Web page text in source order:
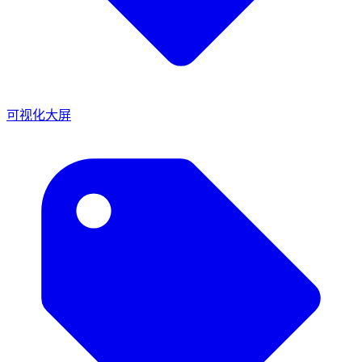
可视化大屏